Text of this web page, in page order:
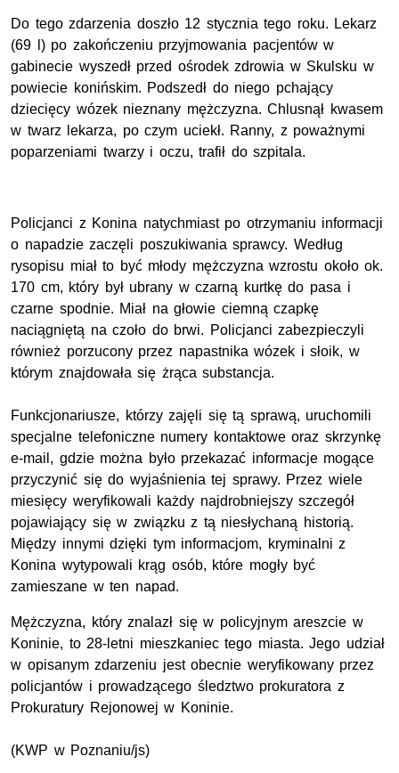
Do tego zdarzenia doszło 12 stycznia tego roku. Lekarz
(69 l) po zakończeniu przyjmowania pacjentów w
gabinecie wyszedł przed ośrodek zdrowia w Skulsku w
powiecie konińskim. Podszedł do niego pchający
dziecięcy wózek nieznany mężczyzna. Chlusnął kwasem
w twarz lekarza, po czym uciekł. Ranny, z poważnymi
poparzeniami twarzy i oczu, trafił do szpitala.
Policjanci z Konina natychmiast po otrzymaniu informacji
o napadzie zaczęli poszukiwania sprawcy. Według
rysopisu miał to być młody mężczyzna wzrostu około ok.
170 cm, który był ubrany w czarną kurtkę do pasa i
czarne spodnie. Miał na głowie ciemną czapkę
naciągniętą na czoło do brwi. Policjanci zabezpieczyli
również porzucony przez napastnika wózek i słoik, w
którym znajdowała się żrąca substancja.
Funkcjonariusze, którzy zajęli się tą sprawą, uruchomili
specjalne telefoniczne numery kontaktowe oraz skrzynkę
e-mail, gdzie można było przekazać informacje mogące
przyczynić się do wyjaśnienia tej sprawy. Przez wiele
miesięcy weryfikowali każdy najdrobniejszy szczegół
pojawiający się w związku z tą niesłychaną historią.
Między innymi dzięki tym informacjom, kryminalni z
Konina wytypowali krąg osób, które mogły być
zamieszane w ten napad.
Mężczyzna, który znalazł się w policyjnym areszcie w
Koninie, to 28-letni mieszkaniec tego miasta. Jego udział
w opisanym zdarzeniu jest obecnie weryfikowany przez
policjantów i prowadzącego śledztwo prokuratora z
Prokuratury Rejonowej w Koninie.
(KWP w Poznaniu/js)